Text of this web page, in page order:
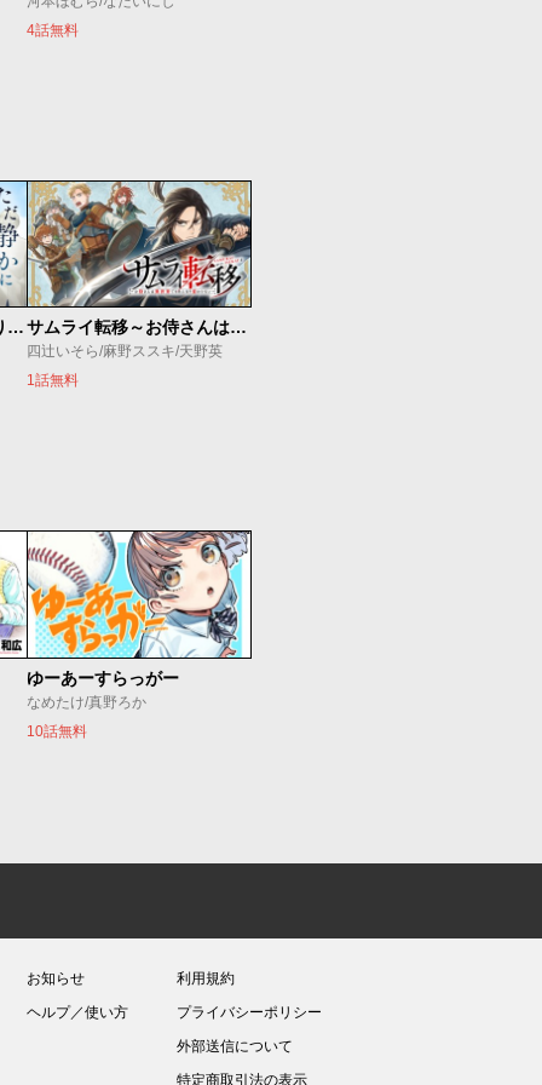
4話無料
ただ静かに消え去るつもりでした サムライ転移～お侍さんは異世界でもあんまり変わらない～
四辻いそら/麻野ススキ/天野英
1話無料
ゆーあーすらっがー
なめたけ/真野ろか
10話無料
お知らせ
ヘルプ／使い方
利用規約
プライバシーポリシー
外部送信について
特定商取引法の表示